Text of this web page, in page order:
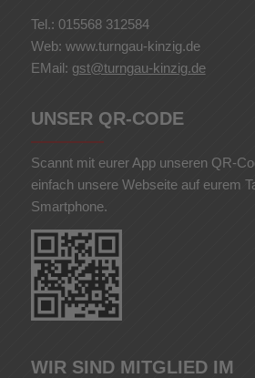
Tel.: 015568 312584
Web: www.turngau-kinzig.de
EMail: gst@turngau-kinzig.de
UNSER QR-CODE
Scannt mit eurer App unseren QR-
einfach unsere Webseite auf eurem
Smartphone.
WIR SIND MITGLIED IM